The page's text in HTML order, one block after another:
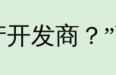
商？”